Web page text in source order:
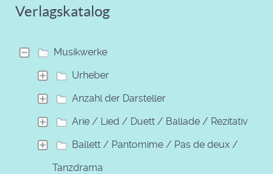
Verlagskatalog
Musikwerke
Urheber
Anzahl der Darsteller
Arie / Lied / Duett / Ballade / Rezitativ
Ballett / Pantomime / Pas de deux /
Tanzdrama